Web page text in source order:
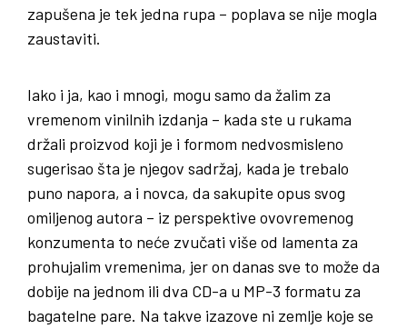
zapušena je tek jedna rupa – poplava se nije mogla
zaustaviti.
Iako i ja, kao i mnogi, mogu samo da žalim za
vremenom vinilnih izdanja – kada ste u rukama
držali proizvod koji je i formom nedvosmisleno
sugerisao šta je njegov sadržaj, kada je trebalo
puno napora, a i novca, da sakupite opus svog
omiljenog autora – iz perspektive ovovremenog
konzumenta to neće zvučati više od lamenta za
prohujalim vremenima, jer on danas sve to može da
dobije na jednom ili dva CD-a u MP-3 formatu za
bagatelne pare. Na takve izazove ni zemlje koje se